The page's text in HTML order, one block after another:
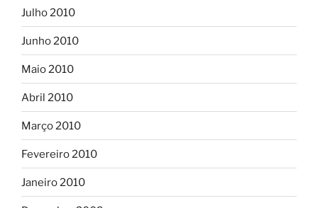
Julho 2010
Junho 2010
Maio 2010
Abril 2010
Março 2010
Fevereiro 2010
Janeiro 2010